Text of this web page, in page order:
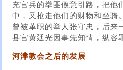
充官兵的拳匪假意引路，把他
中，又抢走他们的财物和坐骑
曾被革职的举人张守忠，后来
县官黄廷光因事先知情，纵容
河津教会之后的发展